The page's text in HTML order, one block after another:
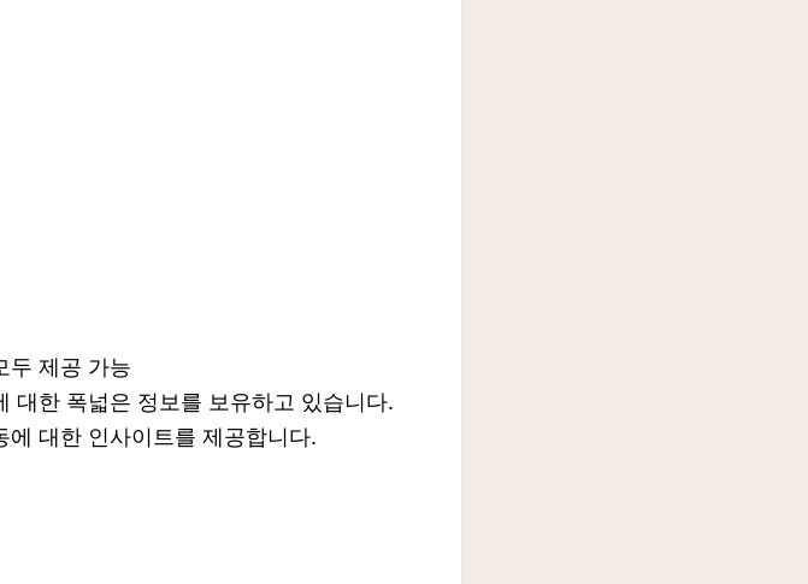
두 제공 가능
대한 폭넓은 정보를 보유하고 있습니다.
대한 인사이트를 제공합니다.